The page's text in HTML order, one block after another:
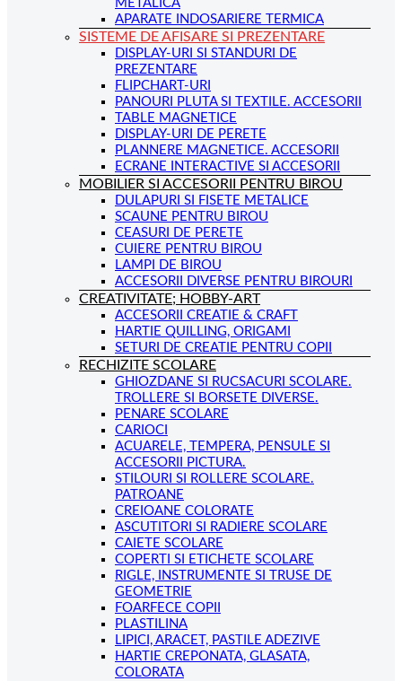
METALICA
APARATE INDOSARIERE TERMICA
SISTEME DE AFISARE SI PREZENTARE
DISPLAY-URI SI STANDURI DE
PREZENTARE
FLIPCHART-URI
PANOURI PLUTA SI TEXTILE. ACCESORII
TABLE MAGNETICE
DISPLAY-URI DE PERETE
PLANNERE MAGNETICE. ACCESORII
ECRANE INTERACTIVE SI ACCESORII
MOBILIER SI ACCESORII PENTRU BIROU
DULAPURI SI FISETE METALICE
SCAUNE PENTRU BIROU
CEASURI DE PERETE
CUIERE PENTRU BIROU
LAMPI DE BIROU
ACCESORII DIVERSE PENTRU BIROURI
CREATIVITATE; HOBBY-ART
ACCESORII CREATIE & CRAFT
HARTIE QUILLING, ORIGAMI
SETURI DE CREATIE PENTRU COPII
RECHIZITE SCOLARE
GHIOZDANE SI RUCSACURI SCOLARE.
TROLLERE SI BORSETE DIVERSE.
PENARE SCOLARE
CARIOCI
ACUARELE, TEMPERA, PENSULE SI
ACCESORII PICTURA.
STILOURI SI ROLLERE SCOLARE.
PATROANE
CREIOANE COLORATE
ASCUTITORI SI RADIERE SCOLARE
CAIETE SCOLARE
COPERTI SI ETICHETE SCOLARE
RIGLE, INSTRUMENTE SI TRUSE DE
GEOMETRIE
FOARFECE COPII
PLASTILINA
LIPICI, ARACET, PASTILE ADEZIVE
HARTIE CREPONATA, GLASATA,
COLORATA